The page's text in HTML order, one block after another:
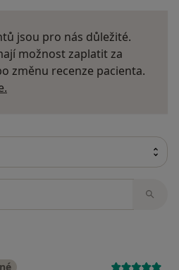
jsou pro nás důležité.
možnost zaplatit za
změnu recenze pacienta.